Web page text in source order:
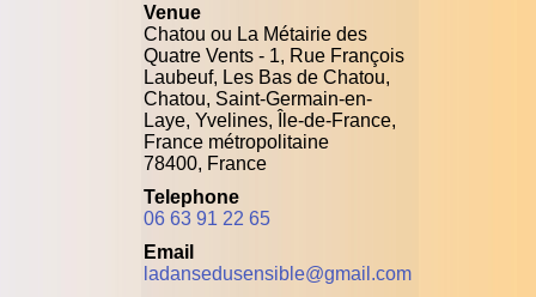
Venue
Chatou ou La Métairie des
Quatre Vents - 1, Rue François
Laubeuf, Les Bas de Chatou,
Chatou, Saint-Germain-en-
Laye, Yvelines, Île-de-France,
France métropolitaine
78400, France
Telephone
06 63 91 22 65
Email
ladansedusensible@gmail.com